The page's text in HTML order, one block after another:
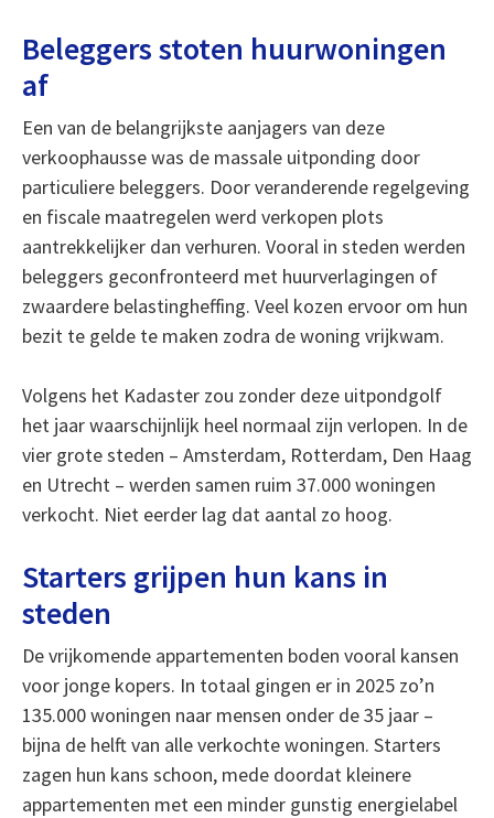
Beleggers stoten huurwoningen
af
Een van de belangrijkste aanjagers van deze
verkoophausse was de massale uitponding door
particuliere beleggers. Door veranderende regelgeving
en fiscale maatregelen werd verkopen plots
aantrekkelijker dan verhuren. Vooral in steden werden
beleggers geconfronteerd met huurverlagingen of
zwaardere belastingheffing. Veel kozen ervoor om hun
bezit te gelde te maken zodra de woning vrijkwam.
Volgens het Kadaster zou zonder deze uitpondgolf
het jaar waarschijnlijk heel normaal zijn verlopen. In de
vier grote steden – Amsterdam, Rotterdam, Den Haag
en Utrecht – werden samen ruim 37.000 woningen
verkocht. Niet eerder lag dat aantal zo hoog.
Starters grijpen hun kans in
steden
De vrijkomende appartementen boden vooral kansen
voor jonge kopers. In totaal gingen er in 2025 zo’n
135.000 woningen naar mensen onder de 35 jaar –
bijna de helft van alle verkochte woningen. Starters
zagen hun kans schoon, mede doordat kleinere
appartementen met een minder gunstig energielabel